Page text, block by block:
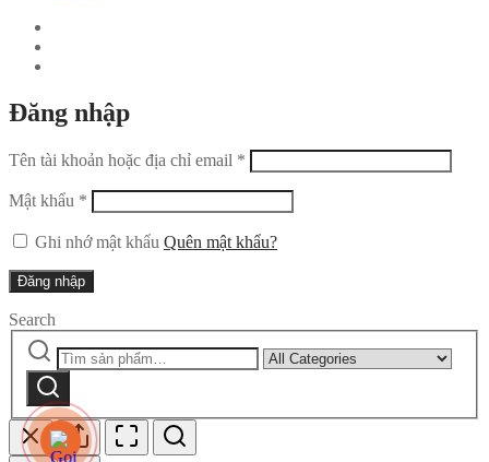
Đăng nhập
Tên tài khoản hoặc địa chỉ email *
Mật khẩu *
Ghi nhớ mật khẩu Quên mật khẩu?
Đăng nhập
Search
Tìm
kiếm:
Narrow
by
Tìm
kiếm